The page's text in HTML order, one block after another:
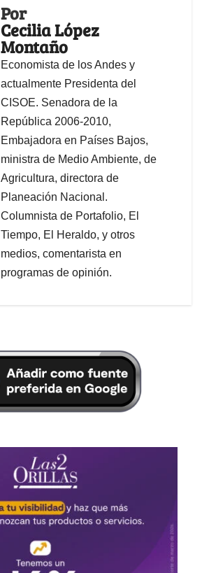
Por
Cecilia López
Montaño
Economista de los Andes y
actualmente Presidenta del
CISOE. Senadora de la
República 2006-2010,
Embajadora en Países Bajos,
ministra de Medio Ambiente, de
Agricultura, directora de
Planeación Nacional.
Columnista de Portafolio, El
Tiempo, El Heraldo, y otros
medios, comentarista en
programas de opinión.